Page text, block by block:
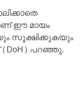
ഈ മായം
സൂക്ഷിക്കുകയും
പറഞ്ഞു.